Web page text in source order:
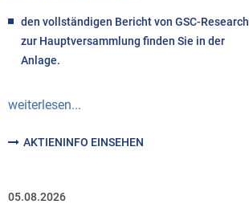
den vollständigen Bericht von GSC-Research
zur Hauptversammlung finden Sie in der
Anlage.
weiterlesen...
AKTIENINFO EINSEHEN
05.08.2026